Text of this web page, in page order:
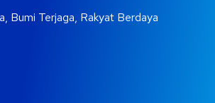
Bumi Terjaga, Rakyat Berdaya